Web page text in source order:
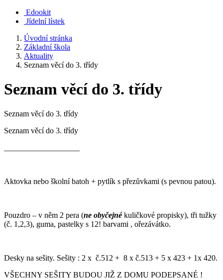
Edookit
Jídelní lístek
Úvodní stránka
Základní škola
Aktuality
Seznam věcí do 3. třídy
Seznam věcí do 3. třídy
Seznam věcí do 3. třídy
Seznam věcí do 3. třídy
Aktovka nebo školní batoh + pytlík s přezůvkami (s pevnou patou).
Pouzdro – v něm 2 pera (ne obyčejnékuličkové propisky), tři tužky
(č. 1,2,3), guma, pastelky s 12! barvami , ořezávátko.
Desky na sešity. Sešity : 2 x č.512 + 8 x č.513 + 5 x 423 + 1x 420.
VŠECHNY SEŠITY BUDOU JIŽ Z DOMU PODEPSANÉ !